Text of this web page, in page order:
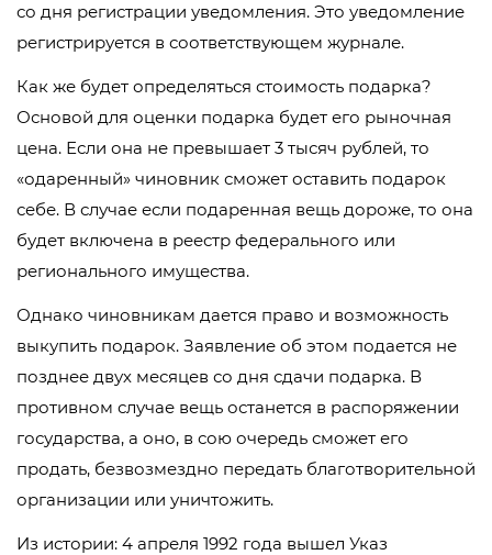
со дня регистрации уведомления. Это уведомление
регистрируется в соответствующем журнале.
Как же будет определяться стоимость подарка?
Основой для оценки подарка будет его рыночная
цена. Если она не превышает 3 тысяч рублей, то
«одаренный» чиновник сможет оставить подарок
себе. В случае если подаренная вещь дороже, то она
будет включена в реестр федерального или
регионального имущества.
Однако чиновникам дается право и возможность
выкупить подарок. Заявление об этом подается не
позднее двух месяцев со дня сдачи подарка. В
противном случае вещь останется в распоряжении
государства, а оно, в сою очередь сможет его
продать, безвозмездно передать благотворительной
организации или уничтожить.
Из истории: 4 апреля 1992 года вышел Указ